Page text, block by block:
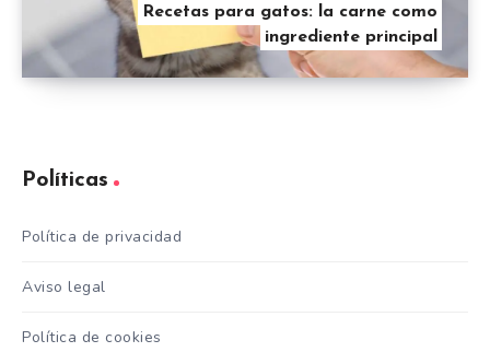
Recetas para gatos: la carne como
ingrediente principal
Políticas
Política de privacidad
Aviso legal
Política de cookies